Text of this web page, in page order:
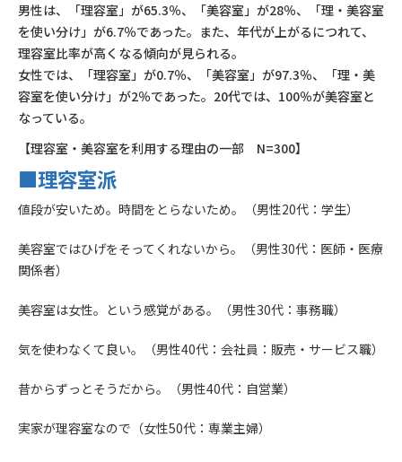
男性は、「理容室」が65.3％、「美容室」が28％、「理・美容室
を使い分け」が6.7％であった。また、年代が上がるにつれて、
理容室比率が高くなる傾向が見られる。
女性では、「理容室」が0.7％、「美容室」が97.3％、「理・美
容室を使い分け」が2％であった。20代では、100％が美容室と
なっている。
【理容室・美容室を利用する理由の一部 N=300】
■理容室派
値段が安いため。時間をとらないため。（男性20代：学生）
美容室ではひげをそってくれないから。（男性30代：医師・医療
関係者）
美容室は女性。という感覚がある。（男性30代：事務職）
気を使わなくて良い。（男性40代：会社員：販売・サービス職）
昔からずっとそうだから。（男性40代：自営業）
実家が理容室なので（女性50代：専業主婦）